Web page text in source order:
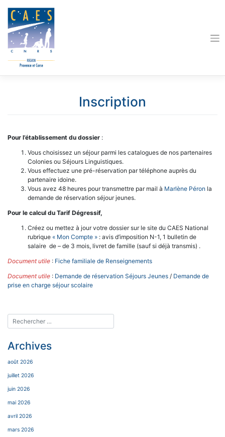
content
Inscription
Pour l’établissement du dossier :
Vous choisissez un séjour parmi les catalogues de nos partenaires
Colonies ou Séjours Linguistiques.
Vous effectuez une pré-réservation par téléphone auprès du
partenaire idoine.
Vous avez 48 heures pour transmettre par mail à Marlène Péron la
demande de réservation séjour jeunes.
Pour le calcul du Tarif Dégressif,
Créez ou mettez à jour votre dossier sur le site du CAES National
rubrique « Mon Compte » : avis d’imposition N-1, 1 bulletin de
salaire de – de 3 mois, livret de famille (sauf si déjà transmis) .
Document utile : Fiche familiale de Renseignements
Document utile : Demande de réservation Séjours Jeunes / Demande de
prise en charge séjour scolaire
Archives
août 2026
juillet 2026
juin 2026
mai 2026
avril 2026
mars 2026